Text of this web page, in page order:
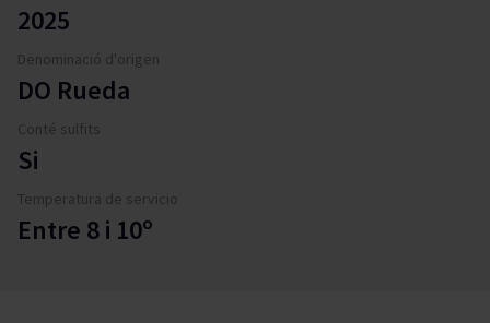
2025
Denominació d'origen
DO Rueda
Conté sulfits
Si
Temperatura de servicio
Entre 8 i 10º